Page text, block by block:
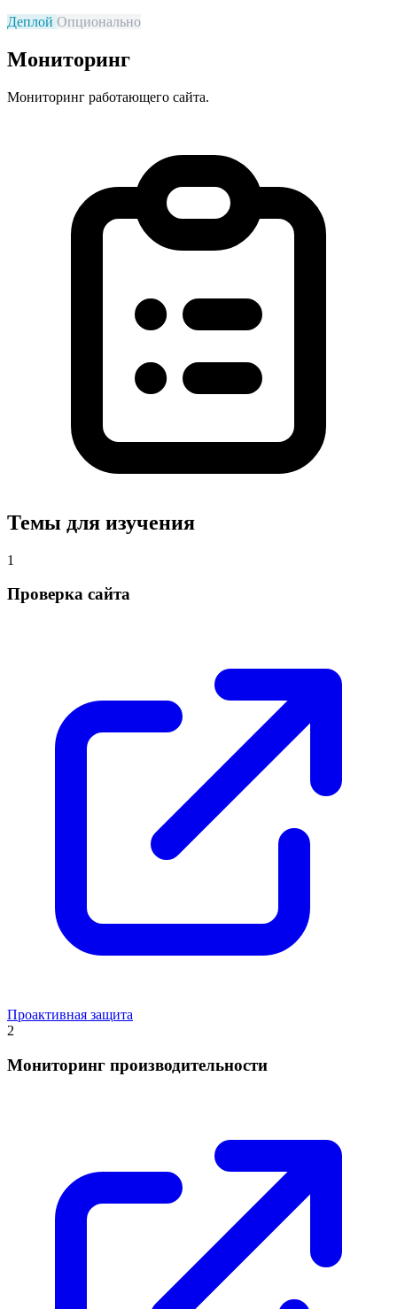
Деплой Опционально
Мониторинг
Мониторинг работающего сайта.
Темы для изучения
1
Проверка сайта
Проактивная защита
2
Мониторинг производительности